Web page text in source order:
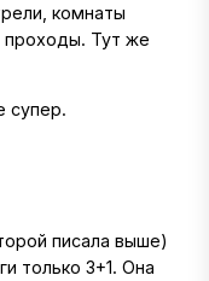
комнаты
проходы. Тут же
супер.
писала выше)
только 3+1. Она